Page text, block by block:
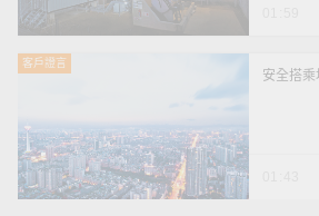
客戶證言
安全搭乘